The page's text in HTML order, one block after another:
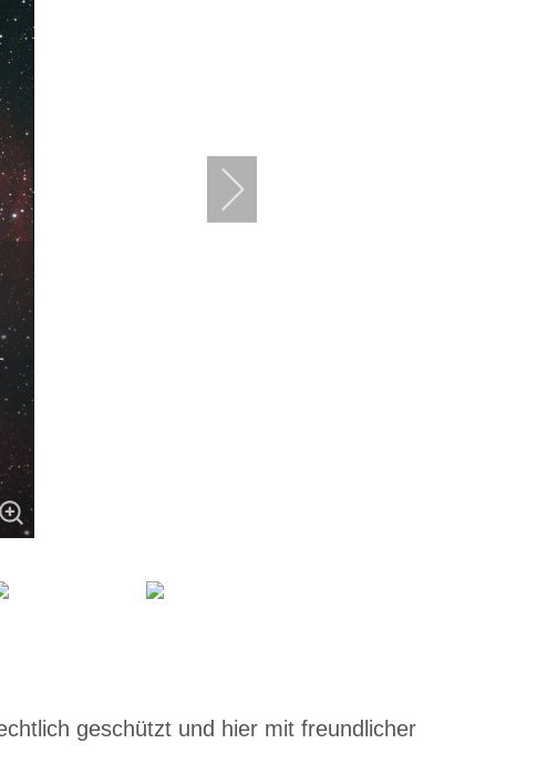
geschützt und hier mit freundlicher